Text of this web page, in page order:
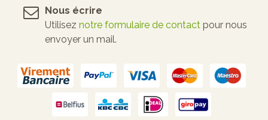
Nous écrire
Utilisez notre formulaire de contact pour nous
envoyer un mail.